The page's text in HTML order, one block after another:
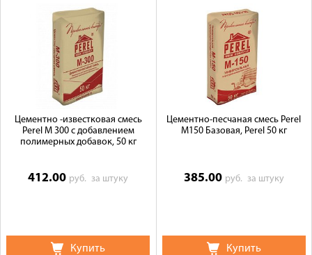
Цементно -известковая смесь
Perel М 300 с добавлением
полимерных добавок, 50 кг
412.00 руб.за штуку
Купить
Цементно-песчаная смесь Perel
М150 Базовая, Perel 50 кг
385.00 руб. за штуку
Купить